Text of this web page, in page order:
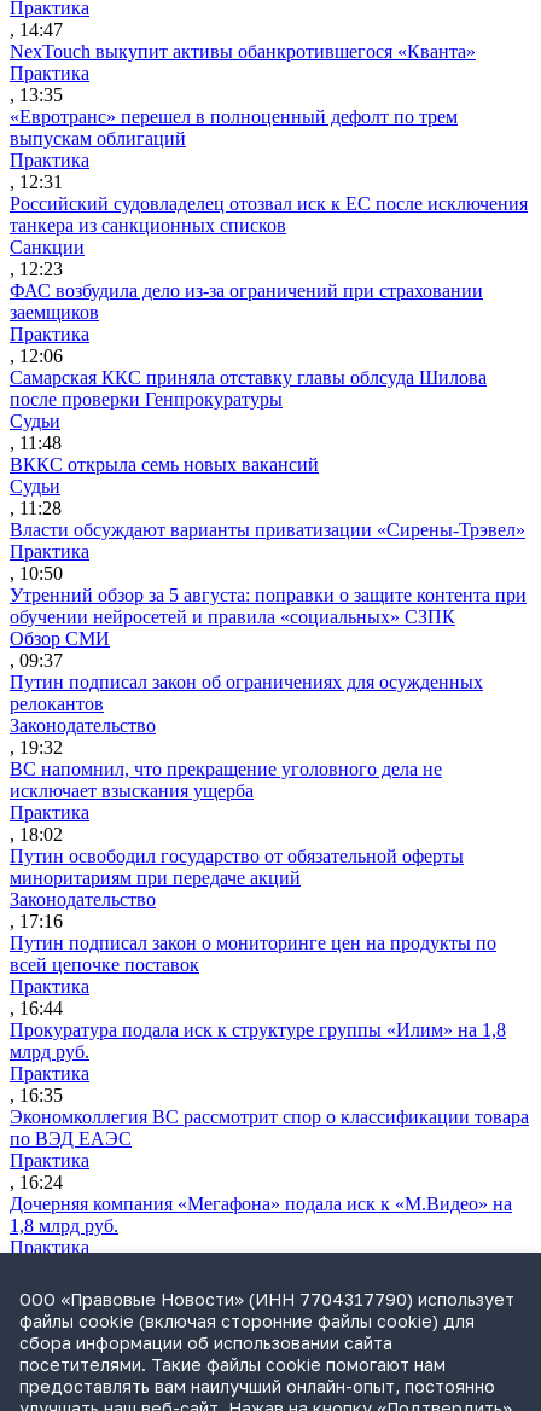
Практика
, 14:47
NexTouch выкупит активы обанкротившегося «Кванта»
Практика
, 13:35
«Евротранс» перешел в полноценный дефолт по трем
выпускам облигаций
Практика
, 12:31
Российский судовладелец отозвал иск к ЕС после исключения
танкера из санкционных списков
Санкции
, 12:23
ФАС возбудила дело из-за ограничений при страховании
заемщиков
Практика
, 12:06
Самарская ККС приняла отставку главы облсуда Шилова
после проверки Генпрокуратуры
Судьи
, 11:48
ВККС открыла семь новых вакансий
Судьи
, 11:28
Власти обсуждают варианты приватизации «Сирены-Трэвел»
Практика
, 10:50
Утренний обзор за 5 августа: поправки о защите контента при
обучении нейросетей и правила «социальных» СЗПК
Обзор СМИ
, 09:37
Путин подписал закон об ограничениях для осужденных
релокантов
Законодательство
, 19:32
ВС напомнил, что прекращение уголовного дела не
исключает взыскания ущерба
Практика
, 18:02
Путин освободил государство от обязательной оферты
миноритариям при передаче акций
Законодательство
, 17:16
Путин подписал закон о мониторинге цен на продукты по
всей цепочке поставок
Практика
, 16:44
Прокуратура подала иск к структуре группы «Илим» на 1,8
млрд руб.
Практика
, 16:35
Экономколлегия ВС рассмотрит спор о классификации товара
по ВЭД ЕАЭС
Практика
, 16:24
Дочерняя компания «Мегафона» подала иск к «М.Видео» на
1,8 млрд руб.
Практика
СИП проверит отмену патента на систему управления
устройствами после возражений «Яндекса»
Практика
, 15:17
Суды 10 стран рассматривают иски российской «дочки»
Google о возврате дивидендов
ООО «Правовые Новости» (ИНН 7704317790) использует
файлы cookie (включая сторонние файлы cookie) для
сбора информации об использовании сайта
посетителями. Такие файлы cookie помогают нам
предоставлять вам наилучший онлайн-опыт, постоянно